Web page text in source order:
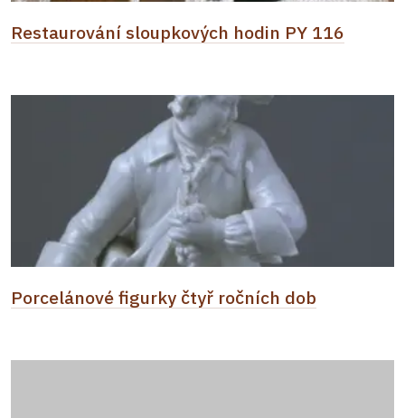
Restaurování sloupkových hodin PY 116
Porcelánové figurky čtyř ročních dob